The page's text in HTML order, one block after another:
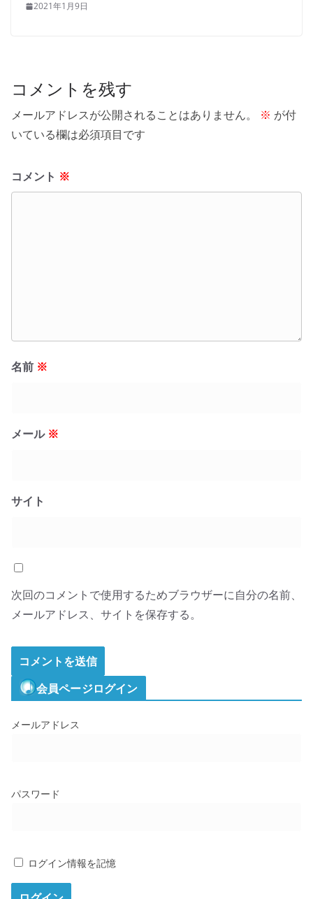
2021年1月9日
コメントを残す
メールアドレスが公開されることはありません。 ※ が付
いている欄は必須項目です
コメント ※
名前 ※
メール ※
サイト
次回のコメントで使用するためブラウザーに自分の名前、
メールアドレス、サイトを保存する。
会員ページログイン
メールアドレス
パスワード
ログイン情報を記憶